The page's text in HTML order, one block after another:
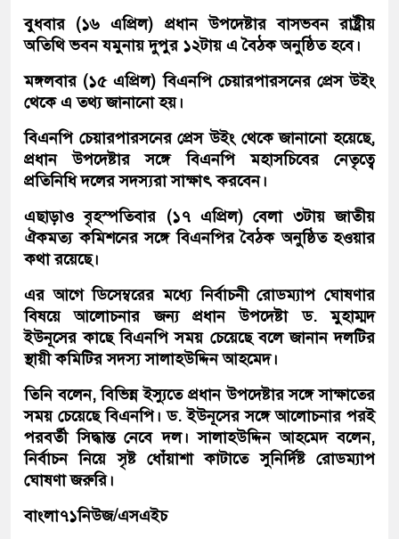
বুধবার (১৬ এপ্রিল) প্রধান উপদেষ্টার বাসভবন রাষ্ট্রীয়
অতিথি ভবন যমুনায় দুপুর ১২টায় এ বৈঠক অনুষ্ঠিত হবে।
মঙ্গলবার (১৫ এপ্রিল) বিএনপি চেয়ারপারসনের প্রেস উইং
থেকে এ তথ্য জানানো হয়।
বিএনপি চেয়ারপারসনের প্রেস উইং থেকে জানানো হয়েছে,
প্রধান উপদেষ্টার সঙ্গে বিএনপি মহাসচিবের নেতৃত্বে
প্রতিনিধি দলের সদস্যরা সাক্ষাৎ করবেন।
এছাড়াও বৃহস্পতিবার (১৭ এপ্রিল) বেলা ৩টায় জাতীয়
ঐকমত্য কমিশনের সঙ্গে বিএনপির বৈঠক অনুষ্ঠিত হওয়ার
কথা রয়েছে।
এর আগে ডিসেম্বরের মধ্যে নির্বাচনী রোডম্যাপ ঘোষণার
বিষয়ে আলোচনার জন্য প্রধান উপদেষ্টা ড. মুহাম্মদ
ইউনূসের কাছে বিএনপি সময় চেয়েছে বলে জানান দলটির
স্থায়ী কমিটির সদস্য সালাহউদ্দিন আহমেদ।
তিনি বলেন, বিভিন্ন ইস্যুতে প্রধান উপদেষ্টার সঙ্গে সাক্ষাতের
সময় চেয়েছে বিএনপি। ড. ইউনূসের সঙ্গে আলোচনার পরই
পরবর্তী সিদ্ধান্ত নেবে দল। সালাহউদ্দিন আহমেদ বলেন,
নির্বাচন নিয়ে সৃষ্ট ধোঁয়াশা কাটাতে সুনির্দিষ্ট রোডম্যাপ
ঘোষণা জরুরি।
বাংলা৭১নিউজ/এসএইচ